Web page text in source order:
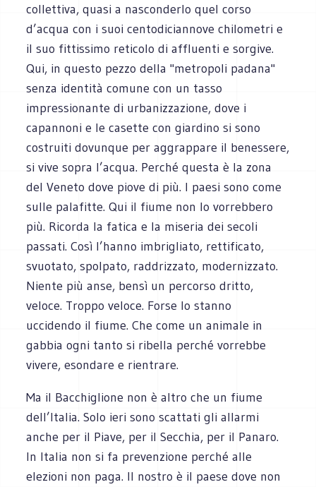
collettiva, quasi a nasconderlo quel corso
d’acqua con i suoi centodiciannove chilometri e
il suo fittissimo reticolo di affluenti e sorgive.
Qui, in questo pezzo della "metropoli padana"
senza identità comune con un tasso
impressionante di urbanizzazione, dove i
capannoni e le casette con giardino si sono
costruiti dovunque per aggrappare il benessere,
si vive sopra l’acqua. Perché questa è la zona
del Veneto dove piove di più. I paesi sono come
sulle palafitte. Qui il fiume non lo vorrebbero
più. Ricorda la fatica e la miseria dei secoli
passati. Così l’hanno imbrigliato, rettificato,
svuotato, spolpato, raddrizzato, modernizzato.
Niente più anse, bensì un percorso dritto,
veloce. Troppo veloce. Forse lo stanno
uccidendo il fiume. Che come un animale in
gabbia ogni tanto si ribella perché vorrebbe
vivere, esondare e rientrare.
Ma il Bacchiglione non è altro che un fiume
dell’Italia. Solo ieri sono scattati gli allarmi
anche per il Piave, per il Secchia, per il Panaro.
In Italia non si fa prevenzione perché alle
elezioni non paga. Il nostro è il paese dove non